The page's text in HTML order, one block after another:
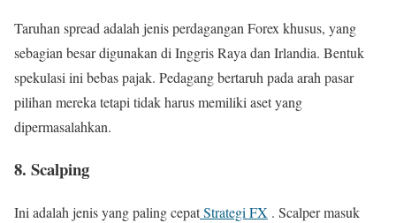
Taruhan spread adalah jenis perdagangan Forex khusus, yang
sebagian besar digunakan di Inggris Raya dan Irlandia. Bentuk
spekulasi ini bebas pajak. Pedagang bertaruh pada arah pasar
pilihan mereka tetapi tidak harus memiliki aset yang
dipermasalahkan.
8. Scalping
Ini adalah jenis yang paling cepatStrategi FX . Scalper masuk